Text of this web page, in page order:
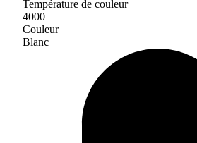
Température de couleur
4000
Couleur
Blanc